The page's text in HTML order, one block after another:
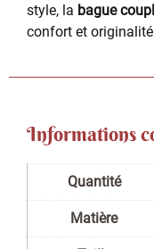
style, la bague
confort et
Informations
Quantité
Matière